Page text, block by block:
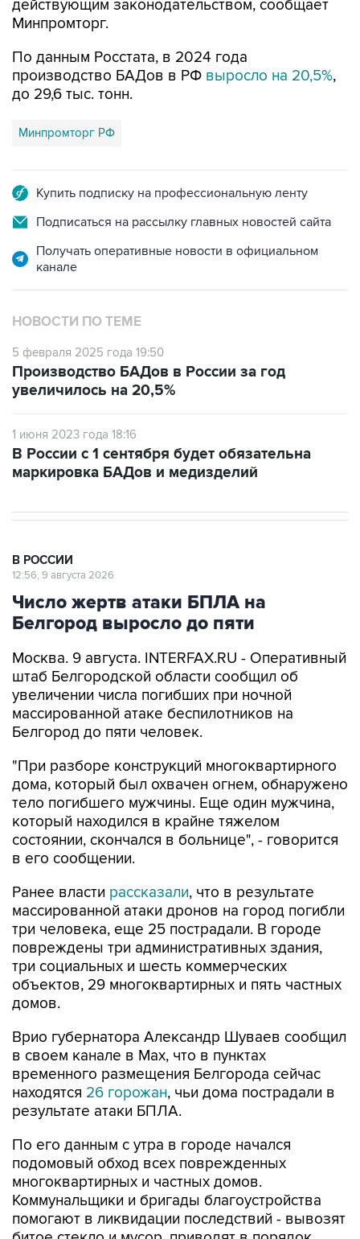
По данным Росстата, в 2024 года
до 29,6 тыс. тонн.
Минпромторг РФ
Подписаться на рассылку главных новостей сайта
Получать оперативные новости в официальном
НОВОСТИ ПО ТЕМЕ
5 февраля 2025 года 19:50
увеличилось на 20,5%
1 июня 2023 года 18:16
маркировка БАДов и медизделий
Число жертв атаки БПЛА на
Белгород выросло до пяти
Москва. 9 августа. INTERFAX.RU - Оперативный
увеличении числа погибших при ночной
массированной атаке беспилотников на
Белгород до пяти человек.
"При разборе конструкций многоквартирного
тело погибшего мужчины. Еще один мужчина,
который находился в крайне тяжелом
состоянии, скончался в больнице", - говорится
в его сообщении.
Ранее властирассказали
три человека, еще 25 пострадали. В городе
повреждены три административных здания,
три социальных и шесть коммерческих
объектов, 29 многоквартирных и пять частных
домов.
Врио губернатора Александр Шуваев сообщил
временного размещения Белгорода сейчас
находятся26 горожан, чьи дома пострадали в
результате атаки БПЛА.
По его данным с утра в городе начался
многоквартирных и частных домов.
Коммунальщики и бригады благоустройства
помогают в ликвидации последствий - вывозят
битое стекло и мусор, приводят в порядок
территории. В домах с поврежденным